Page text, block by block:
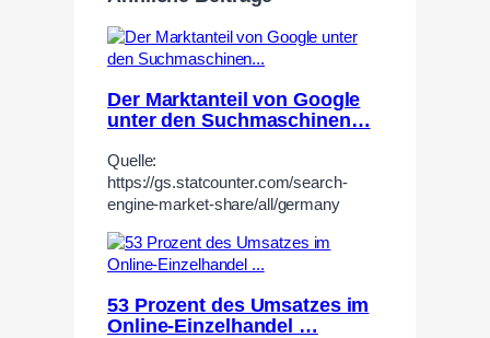
Der Marktanteil von Google
unter den Suchmaschinen…
Quelle:
https://gs.statcounter.com/search-
engine-market-share/all/germany
53 Prozent des Umsatzes im
Online-Einzelhandel …